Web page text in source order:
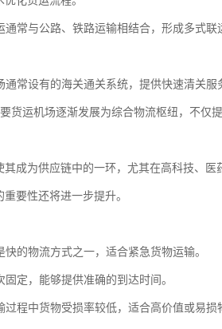
通常与公路、铁路运输相结合，形成多式
通常设有的海关通关系统，提供快速清关
货运机场逐渐发展为综合物流枢纽，不
其成为供应链中的一环，尤其在高科技、
要性还将进一步提升。
的物流方式之一，适合紧急货物运输。
定，能够提供准确的到达时间。
程中货物受损率较低，适合高价值或易损